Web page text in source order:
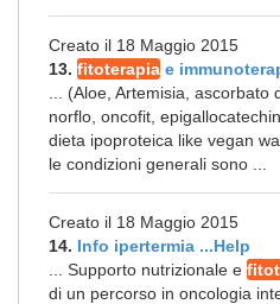
Creato il 18 Maggio 2015
13. fitoterapia e
... (Aloe, Artemisia, ascorbato
norflo, oncofit,
dieta ipoproteica like vegan
le condizioni generali sono ...
Creato il 18 Maggio 2015
14. Info ipertermia ...Help
... Supporto nutrizionale e
di un percorso in oncologia